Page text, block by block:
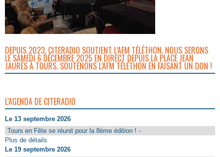
DEPUIS 2023, CITERADIO SOUTIENT L’AFM TÉLÉTHON. NOUS SERONS
LE SAMEDI 6 DÉCEMBRE 2025 EN DIRECT DEPUIS LA PLACE JEAN
JAURÈS À TOURS. SOUTENONS L’AFM TÉLÉTHON EN FAISANT UN DON !
L'AGENDA DE CITERADIO
Le 13 septembre 2026
Tours en Fête se réunit pour la 8ème édition ! -
Plus de détails
Le 19 septembre 2026